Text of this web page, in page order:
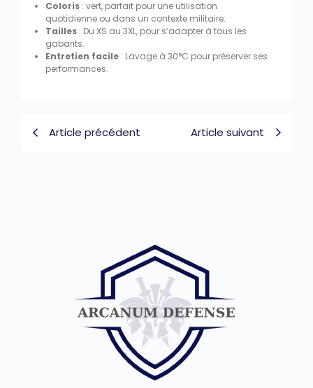
Coloris : vert, parfait pour une utilisation
quotidienne ou dans un contexte militaire.
Tailles : Du XS au 3XL, pour s’adapter à tous les
gabarits.
Entretien facile : Lavage à 30°C pour préserver ses
performances.
Article précédent Article suivant